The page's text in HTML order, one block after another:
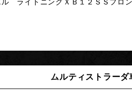
ライトニングＸＢ１２ＳＳフロ
ムルティストラーダ